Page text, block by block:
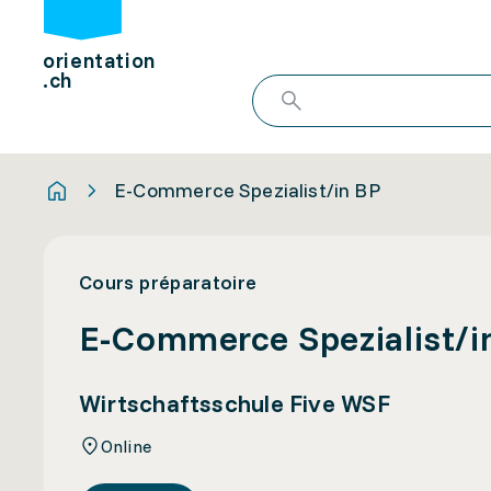
orientation
.ch
E-Commerce Spezialist/in BP
Cours préparatoire
E-Commerce Spezialist/
Wirtschaftsschule Five WSF
Online